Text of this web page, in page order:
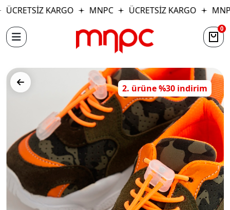
ÜCRETSİZ KARGO MNPC ÜCRETSİZ KARGO
0
2. ürüne %30 indirim